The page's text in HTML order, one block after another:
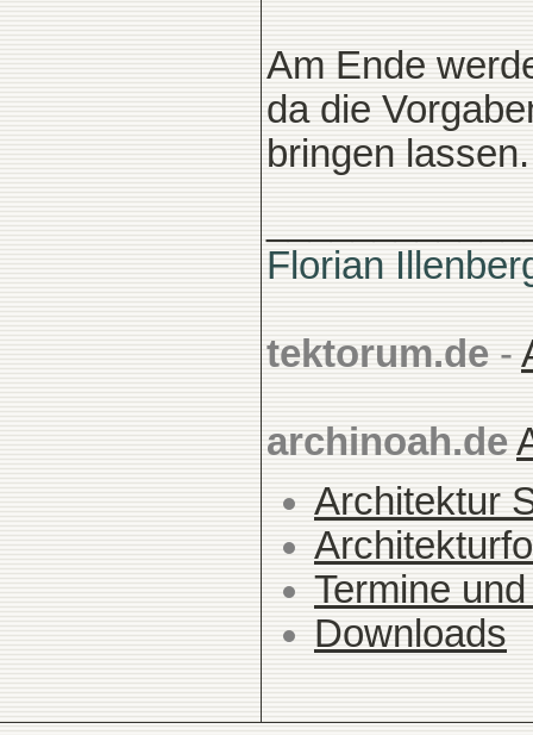
Am Ende
da die
bringen lassen.
Florian
tektorum.de -
archinoah.de
Architektur
Termine
Downloads